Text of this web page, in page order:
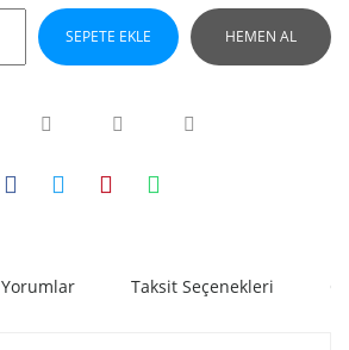
SEPETE EKLE HEMEN AL
Yorumlar Taksit Seçenekleri